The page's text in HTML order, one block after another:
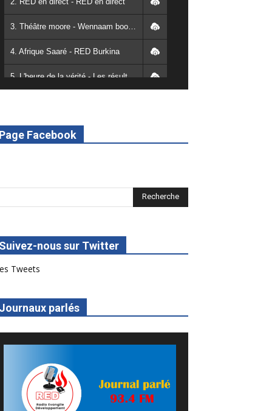
3. Théâtre moore - Wennaam boolé - RED Burkina
4. Afrique Saaré - RED Burkina
5. L'heure de la vérité - Les résultats de la désodéissance et de l'obeissance - RED Burkina
7. SPOT 2 RED Multimédia 2022
Page Facebook
Suivez-nous sur Twitter
Tweets
Journaux parlés